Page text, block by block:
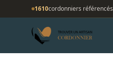
1610cordonniers référencés